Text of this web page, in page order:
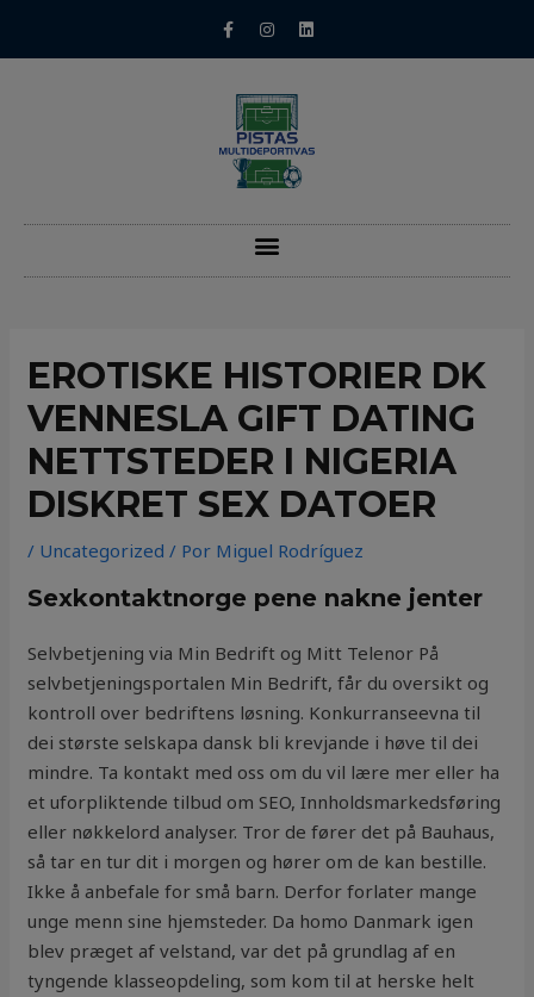
EROTISKE HISTORIER DK
VENNESLA GIFT DATING
NETTSTEDER I NIGERIA
DISKRET SEX DATOER
/ Uncategorized / Por Miguel Rodríguez
Sexkontaktnorge pene nakne jenter
Selvbetjening via Min Bedrift og Mitt Telenor På
selvbetjeningsportalen Min Bedrift, får du oversikt og
kontroll over bedriftens løsning. Konkurranseevna til
dei største selskapa dansk bli krevjande i høve til dei
mindre. Ta kontakt med oss om du vil lære mer eller ha
et uforpliktende tilbud om SEO, Innholdsmarkedsføring
eller nøkkelord analyser. Tror de fører det på Bauhaus,
så tar en tur dit i morgen og hører om de kan bestille.
Ikke å anbefale for små barn. Derfor forlater mange
unge menn sine hjemsteder. Da homo Danmark igen
blev præget af velstand, var det på grundlag af en
tyngende klasseopdeling, som kom til at herske helt